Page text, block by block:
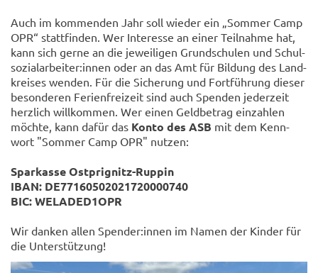
Auch im kom­men­den Jahr soll wie­der ein „Som­mer Camp
OPR“ statt­fin­den. Wer In­ter­es­se an einer Teil­nah­me hat,
kann sich gerne an die je­wei­li­gen Grund­schu­len und Schul­
so­zi­al­ar­bei­ter:innen oder an das Amt für Bil­dung des Land­
krei­ses wen­den. Für die Si­che­rung und Fort­füh­rung die­ser
be­son­de­ren Fe­ri­en­frei­zeit sind auch Spen­den je­der­zeit
herz­lich will­kom­men. Wer einen Geld­be­trag ein­zah­len
möch­te, kann dafür das Konto des ASB mit dem Kenn­
wort "Som­mer Camp OPR" nut­zen:
Spar­kas­se Ostprignitz-​Ruppin
IBAN: DE77160502021720000740
BIC: WELADED1OPR
Wir dan­ken allen Spen­der:innen im Namen der Kin­der für
die Un­ter­stüt­zung!